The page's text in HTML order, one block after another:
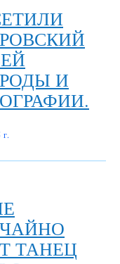
И
г.
ТАНЕЦ